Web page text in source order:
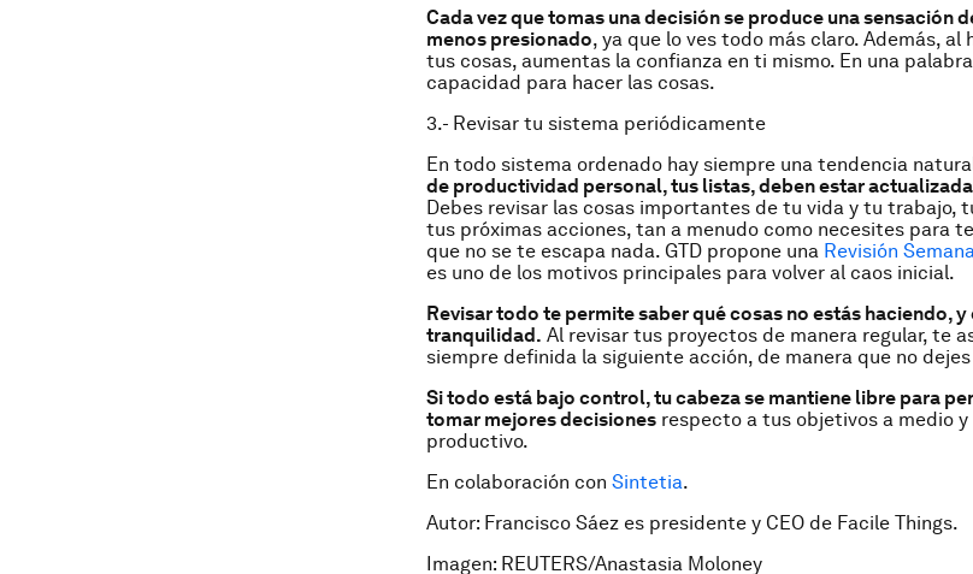
Cada vez que tomas una decisión se produce una sensación
menos presionado, ya que lo ves todo más claro. Además,
tus cosas, aumentas la confianza en ti mismo. En una
capacidad para hacer las cosas.
3.- Revisar tu sistema periódicamente
En todo sistema ordenado hay siempre una tendencia
de productividad personal, tus listas, deben estar
Debes revisar las cosas importantes de tu vida y tu trabajo,
tus próximas acciones, tan a menudo como necesites para
que no se te escapa nada. GTD propone una Revisión
es uno de los motivos principales para volver al caos inicial.
Revisar todo te permite saber qué cosas no estás haciendo,
tranquilidad. Al revisar tus proyectos de manera regular, te
siempre definida la siguiente acción, de manera que no dejes
Si todo está bajo control, tu cabeza se mantiene libre para
tomar mejores decisiones respecto a tus objetivos a medio y
productivo.
En colaboración con Sintetia.
Autor: Francisco Sáez es presidente y CEO de Facile Things.
Imagen: REUTERS/Anastasia Moloney